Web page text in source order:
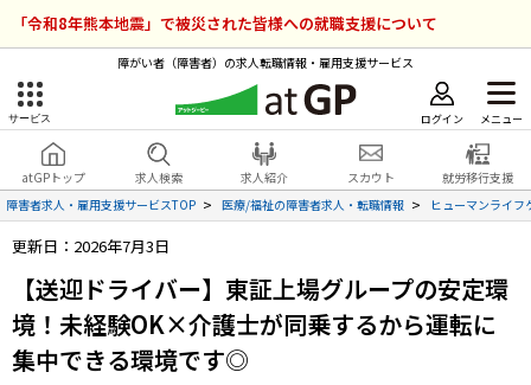
「令和8年熊本地震」で被災された皆様への就職支援について
障がい者（障害者）の求人転職情報・雇用支援サービス
サービス ログイン メニュー
atGPトップ 求人検索 求人紹介 スカウト
就労移行支援
障害者求人・雇用支援サービスTOP
医療/福祉の障害者求人・転職情報 ヒューマンライ
更新日：2026年7月3日
【送迎ドライバー】東証上場グループの安定環
境！未経験OK×介護士が同乗するから運転に
集中できる環境です◎
障害者雇用のアットジーピー
サービスラインナップ
就転職支援サービス
障害者専門の就転職支援サービス
ログイン 会員登録 無料
atGPトップ
各種サービス